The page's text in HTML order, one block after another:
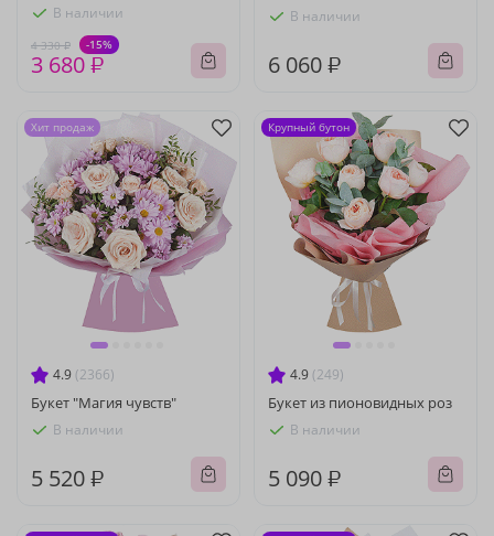
В наличии
4 330 ₽ -15%
3 680 ₽
В наличии
6 060 ₽
4.9 (2366)
Букет "Магия чувств"
В наличии
5 520 ₽
Хит продаж
4.9 (249)
Букет из пионовидных роз
В наличии
5 090 ₽
Крупный бутон